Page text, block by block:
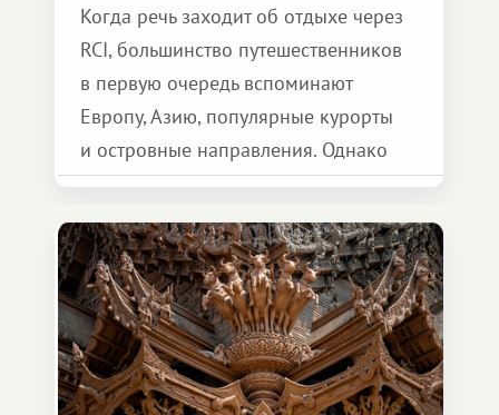
Когда речь заходит об отдыхе через
RCI, большинство путешественников
в первую очередь вспоминают
Европу, Азию, популярные курорты
и островные направления. Однако
возможности обменной системы
значительно шире. Среди них есть
и Африка — континент, который
способен подарить совершенно иной
формат путешествия.